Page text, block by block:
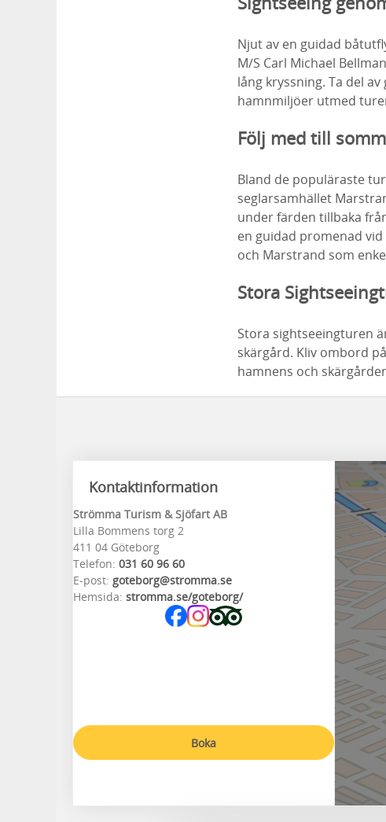
Njut av en guidad
M/S Carl Michael
lång kryssning. Ta del
hamnmiljöer utmed
Följ med till
Bland de populäraste
seglarsamhället
under färden tillbaka
en guidad promenad
och Marstrand som
Stora
Stora sightseeingturen
skärgård. Kliv ombord
hamnens och
Kontaktinformation
Strömma Turism & Sjöfart AB
Lilla Bommens torg 2
411 04 Göteborg
Telefon: 031 60 96 60
E-post: goteborg@stromma.se
Hemsida: stromma.se/goteborg/
Boka